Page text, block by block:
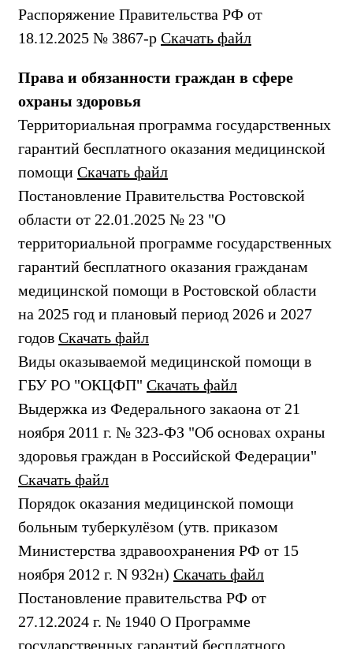
Распоряжение Правительства РФ от
18.12.2025 № 3867-р Скачать файл
Права и обязанности граждан в сфере
охраны здоровья
Территориальная программа государственных
гарантий бесплатного оказания медицинской
помощи Скачать файл
Постановление Правительства Ростовской
области от 22.01.2025 № 23 "О
территориальной программе государственных
гарантий бесплатного оказания гражданам
медицинской помощи в Ростовской области
на 2025 год и плановый период 2026 и 2027
годов Скачать файл
Виды оказываемой медицинской помощи в
ГБУ РО "ОКЦФП" Скачать файл
Выдержка из Федерального закаона от 21
ноября 2011 г. № 323-ФЗ "Об основах охраны
здоровья граждан в Российской Федерации"
Скачать файл
Порядок оказания медицинской помощи
больным туберкулёзом (утв. приказом
Министерства здравоохранения РФ от 15
ноября 2012 г. N 932н) Скачать файл
Постановление правительства РФ от
27.12.2024 г. № 1940 О Программе
государственных гарантий бесплатного